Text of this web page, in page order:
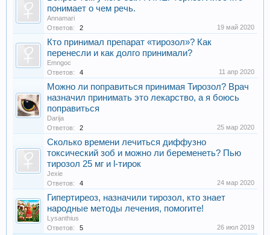
понимает о чем речь.
Annamari
Ответов:
2 19 май 2020
Кто принимал препарат «тирозол»? Как
перенесли и как долго принимали?
Emngoc
Ответов:
4 11 апр 2020
Можно ли поправиться принимая Тирозол? Врач
назначил принимать это лекарство, а я боюсь
поправиться
Darija
Ответов:
2 25 мар 2020
Сколько времени лечиться диффузно
токсический зоб и можно ли беременеть? Пью
тирозол 25 мг и l-тирок
Jexie
Ответов:
4 24 мар 2020
Гипертиреоз, назначили тирозол, кто знает
народные методы лечения, помогите!
Lysanthius
Ответов:
5 26 июл 2019